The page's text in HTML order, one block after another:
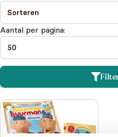
Aantal per pagina: